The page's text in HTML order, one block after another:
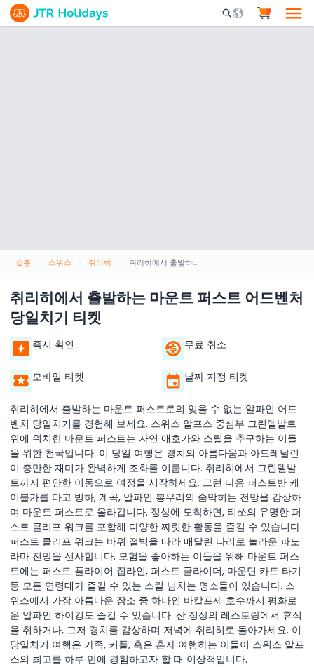
Mobile Search
홈 스위스 취리히 취리히에서 출발하는 마운트 퍼스트 어드벤처 당일치기 티켓
취리히에서 출발하는 마운트 퍼스트 어드벤처
당일치기 티켓
즉시 확인 무료 취소
모바일 티켓 날짜 지정 티켓
취리히에서 출발하는 마운트 퍼스트로의 잊을 수 없는 알파인 어드
벤처 당일치기를 경험해 보세요. 스위스 알프스 중심부 그린델발트
위에 위치한 마운트 퍼스트는 자연 애호가와 스릴을 추구하는 이들
을 위한 천국입니다. 이 당일 여행은 경치의 아름다움과 아드레날린
이 충만한 재미가 완벽하게 조화를 이룹니다. 취리히에서 그린델발
트까지 편안한 이동으로 여정을 시작하세요. 그런 다음 퍼스트반 케
이블카를 타고 빙하, 계곡, 알파인 봉우리의 숨막히는 전망을 감상하
며 마운트 퍼스트로 올라갑니다. 정상에 도착하면, 티쏘의 유명한 퍼
스트 클리프 워크를 포함해 다양한 짜릿한 활동을 즐길 수 있습니다.
퍼스트 클리프 워크는 바위 절벽을 따라 매달린 다리로 놀라운 파노
라마 전망을 선사합니다. 모험을 좋아하는 이들을 위해 마운트 퍼스
트에는 퍼스트 플라이어 집라인, 퍼스트 글라이더, 마운틴 카트 타기
등 모든 연령대가 즐길 수 있는 스릴 넘치는 명소들이 있습니다. 스
위스에서 가장 아름다운 장소 중 하나인 바칼프제 호수까지 평화로
운 알파인 하이킹도 즐길 수 있습니다. 산 정상의 레스토랑에서 휴식
을 취하거나, 그저 경치를 감상하며 저녁에 취리히로 돌아가세요. 이
당일치기 여행은 가족, 커플, 혹은 혼자 여행하는 이들이 스위스 알프
스의 최고를 하루 만에 경험하고자 할 때 이상적입니다.